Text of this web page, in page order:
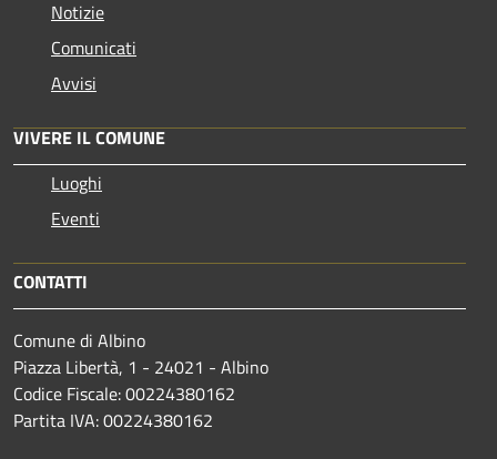
Notizie
Comunicati
Avvisi
VIVERE IL COMUNE
Luoghi
Eventi
CONTATTI
Comune di Albino
Piazza Libertà, 1 - 24021 - Albino
Codice Fiscale: 00224380162
Partita IVA: 00224380162